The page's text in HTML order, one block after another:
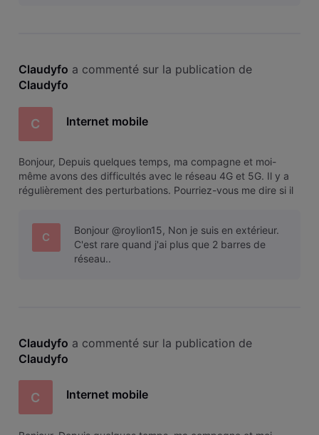
Claudyfo a commenté sur la publication de
Claudyfo
C Internet mobile
Bonjour, Depuis quelques temps, ma compagne et moi-
même avons des difficultés avec le réseau 4G et 5G. Il y a
régulièrement des perturbations. Pourriez-vous me dire si il
C
Bonjour @roylion15, Non je suis en extérieur.
C'est rare quand j'ai plus que 2 barres de
réseau..
Claudyfo a commenté sur la publication de
Claudyfo
C Internet mobile